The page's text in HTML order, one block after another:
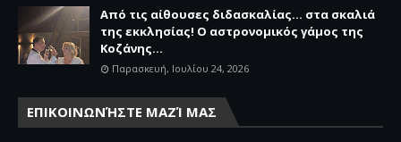
Από τις αίθουσες διδασκαλίας… στα σκαλιά
της εκκλησίας! Ο αστρονομικός γάμος της
Κοζάνης...
Παρασκευή, Ιουλίου 24, 2026
ΕΠΙΚΟΙΝΩΝΉΣΤΕ ΜΑΖΊ ΜΑΣ